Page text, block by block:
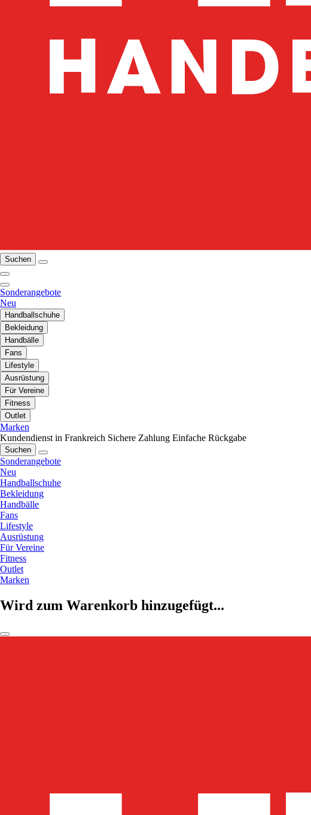
Suchen
Sonderangebote
Neu
Handballschuhe
Bekleidung
Handbälle
Fans
Lifestyle
Ausrüstung
Für Vereine
Fitness
Outlet
Marken
Kundendienst in Frankreich Sichere Zahlung Einfache Rückgabe
Suchen
Sonderangebote
Neu
Handballschuhe
Bekleidung
Handbälle
Fans
Lifestyle
Ausrüstung
Für Vereine
Fitness
Outlet
Marken
Wird zum Warenkorb hinzugefügt...